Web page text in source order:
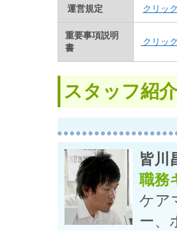
運営規定 クリッ
重要事項説明
書
クリッ
スタッフ紹介
皆川
職務
ケア
ー、